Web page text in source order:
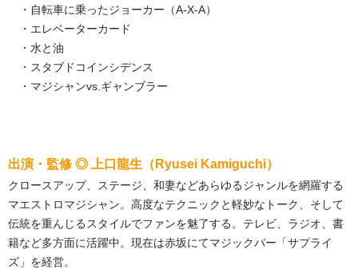
・自転車に乗ったジョーカー（A-X-A）
・エレベーターカード
・水と油
・スタブドコインシデンス
・マジシャンvs.ギャンブラー
出演・監修 ◎ 上口龍生（Ryusei Kamiguchi）
クロースアップ、ステージ、和妻などあらゆるジャンルを網羅する
マエストロマジシャン。高度なテクニックと軽妙なトーク、そして
伝統を重んじるスタイルでファンを魅了する。テレビ、ラジオ、書
籍など多方面に活躍中。現在は赤坂にてマジックバー「サプライ
ズ」を経営。